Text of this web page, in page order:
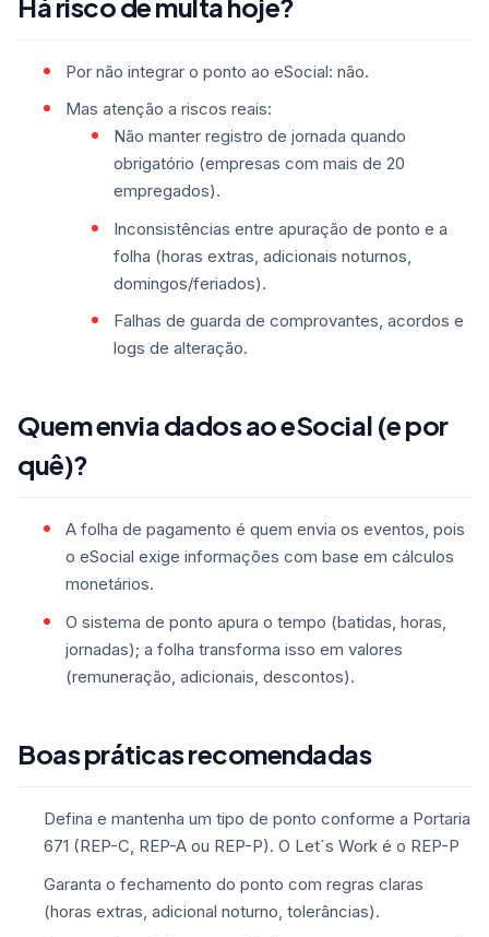
Por não integrar o ponto ao eSocial: não.
Mas atenção a riscos reais:
Não manter registro de jornada quando
obrigatório (empresas com mais de 20
empregados).
Inconsistências entre apuração de ponto e a
folha (horas extras, adicionais noturnos,
domingos/feriados).
Falhas de guarda de comprovantes, acordos e
logs de alteração.
Quem envia dados ao eSocial (e por
quê)?
A folha de pagamento é quem envia os eventos, pois
o eSocial exige informações com base em cálculos
monetários.
O sistema de ponto apura o tempo (batidas, horas,
jornadas); a folha transforma isso em valores
(remuneração, adicionais, descontos).
Boas práticas recomendadas
Defina e mantenha um tipo de ponto conforme a Portaria
671 (REP-C, REP-A ou REP-P). O Let´s Work é o REP-P
Garanta o fechamento do ponto com regras claras
(horas extras, adicional noturno, tolerâncias).